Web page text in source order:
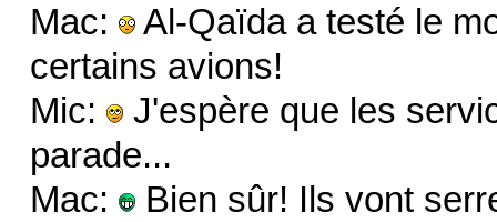
Mac:
Al-Qaïda a testé le
certains avions!
Mic:
J'espère que les
parade...
Mac:
Bien sûr! Ils vont